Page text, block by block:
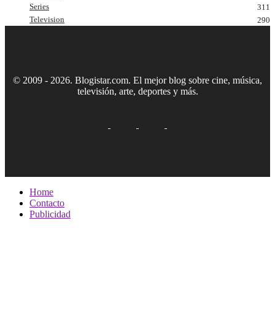
Series
311
Television
290
© 2009 - 2026. Blogistar.com. El mejor blog sobre cine, música,
televisión, arte, deportes y más.
Home
Contacto
Publicidad